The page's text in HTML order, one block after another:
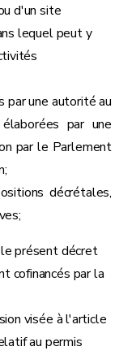
d'un site
lequel peut y
une autorité au
par une
par le Parlement
décrétales,
présent décret
cofinancés par la
visée à l'article
au permis